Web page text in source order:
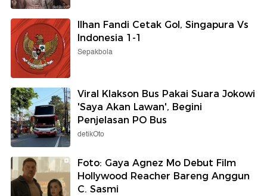
Ilhan Fandi Cetak Gol, Singapura Vs
Indonesia 1-1
Sepakbola
Viral Klakson Bus Pakai Suara Jokowi
'Saya Akan Lawan', Begini
Penjelasan PO Bus
detikOto
Foto: Gaya Agnez Mo Debut Film
Hollywood Reacher Bareng Anggun
C. Sasmi